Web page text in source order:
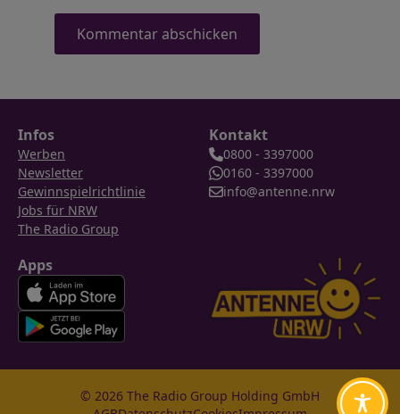
Infos
Werben
Newsletter
Gewinnspielrichtlinie
Jobs für NRW
The Radio Group
Kontakt
0800 - 3397000
0160 - 3397000
info@antenne.nrw
Apps
© 2026 The Radio Group Holding GmbH